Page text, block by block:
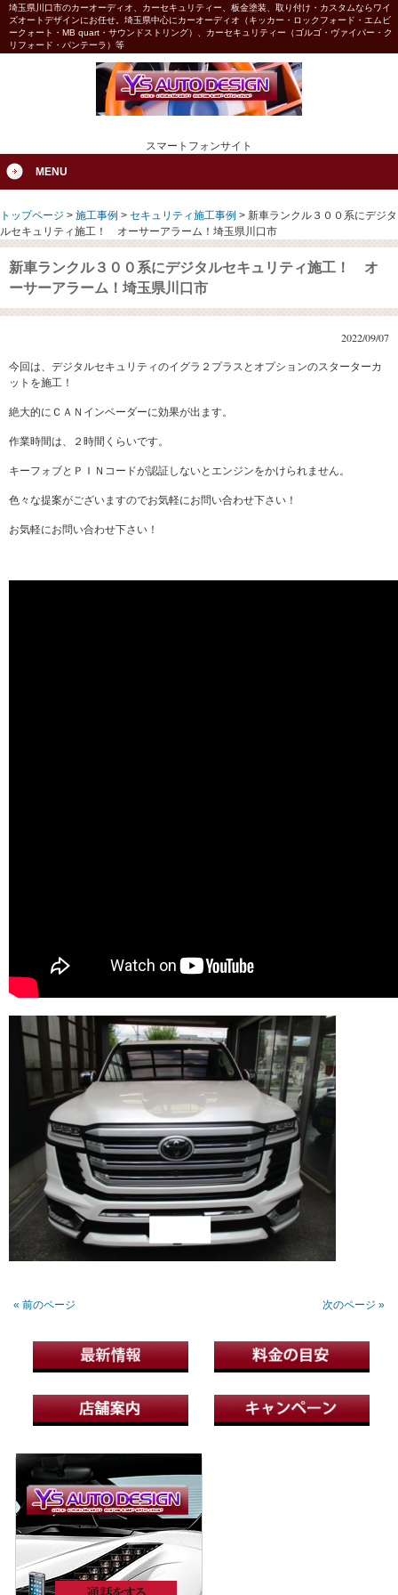
埼玉県川口市のカーオーディオ、カーセキュリティー、板金塗装、取り付け・カスタムならワイ
ズオートデザインにお任せ。埼玉県中心にカーオーディオ（キッカー・ロックフォード・エムビ
ークォート・MB quart・サウンドストリング）、カーセキュリティー（ゴルゴ・ヴァイパー・ク
リフォード・パンテーラ）等
スマートフォンサイト
MENU
トップページ > 施工事例 > セキュリティ施工事例 > 新車ランクル３００系にデジタ
ルセキュリティ施工！ オーサーアラーム！埼玉県川口市
新車ランクル３００系にデジタルセキュリティ施工！ オ
ーサーアラーム！埼玉県川口市
2022/09/07
今回は、デジタルセキュリティのイグラ２プラスとオプションのスターターカ
ットを施工！
絶大的にＣＡＮインベーダーに効果が出ます。
作業時間は、２時間くらいです。
キーフォブとＰＩＮコードが認証しないとエンジンをかけられません。
色々な提案がございますのでお気軽にお問い合わせ下さい！
お気軽にお問い合わせ下さい！
« 前のページ 次のページ »